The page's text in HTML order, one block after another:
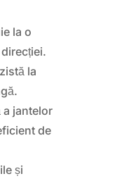
la o
la
a jantelor
de
și